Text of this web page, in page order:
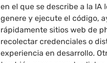
en el que se describe a la IA
genere y ejecute el código,
rápidamente sitios web de
recolectar credenciales o
experiencia en desarrollo.